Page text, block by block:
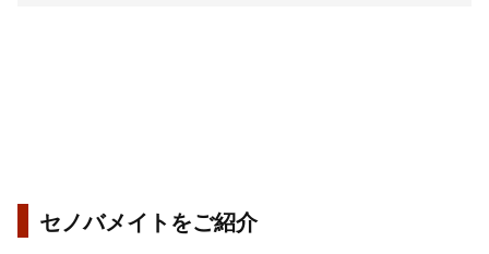
セノバメイトをご紹介